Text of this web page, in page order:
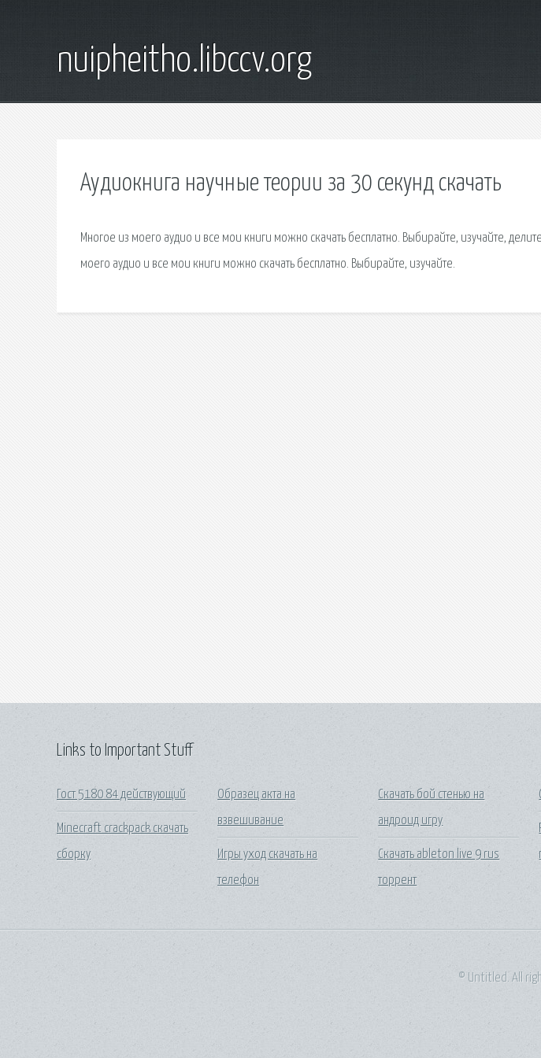
nuipheitho.libccv.org
Аудиокнига научные теории за 30 секунд скачать
Многое из моего аудио и все мои книги можно скачать бесплатно. Выбирайте, изучайте,
моего аудио и все мои книги можно скачать бесплатно. Выбирайте, изучайте.
Links to Important Stuff
Гост 5180 84 действующий
Minecraft crackpack скачать
сборку
Образец акта на
взвешивание
Игры уход скачать на
телефон
Скачать бой стенью на
андроид игру
Скачать ableton live 9 rus
торрент
© Untitled. All